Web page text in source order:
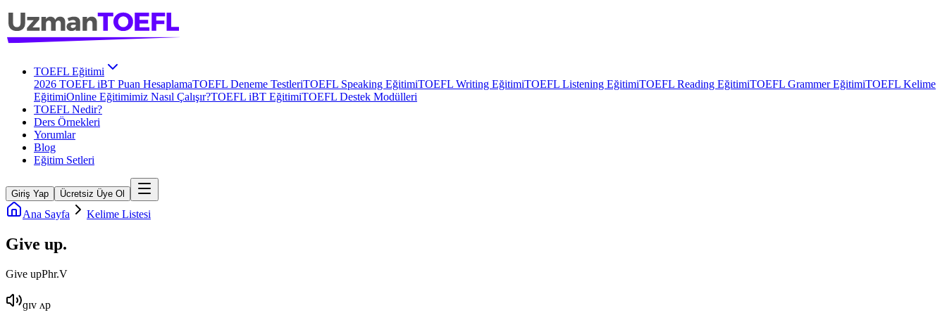
TOEFL Eğitimi
2026 TOEFL iBT Puan HesaplamaTOEFL Deneme TestleriTOEFL Speaking EğitimiTOEFL Writing EğitimiTOEFL Listening EğitimiTOEFL Reading EğitimiTOEFL Grammer EğitimiTOEFL Kelime
EğitimiOnline Eğitimimiz Nasıl Çalışır?TOEFL iBT EğitimiTOEFL Destek Modülleri
TOEFL Nedir?
Ders Örnekleri
Yorumlar
Blog
Eğitim Setleri
Giriş Yap Ücretsiz Üye Ol
Ana Sayfa Kelime Listesi
Give up.
Give upPhr.V
ɡɪv ʌp